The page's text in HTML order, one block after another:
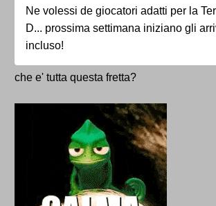
Ne volessi de giocatori adatti per la
D... prossima settimana iniziano gli
incluso!
che e' tutta questa fretta?